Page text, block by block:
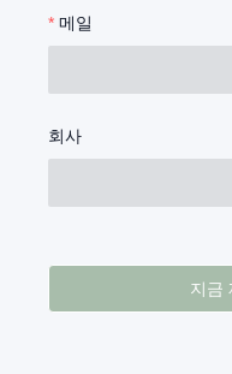
메일
회사
지금